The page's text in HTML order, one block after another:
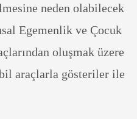
neden olabilecek
Egemenlik ve Çocuk
oluşmak üzere
araçlarla gösteriler ile